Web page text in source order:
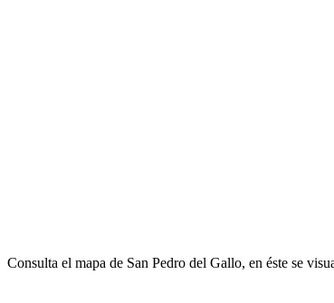
Consulta el mapa de San Pedro del Gallo, en éste se